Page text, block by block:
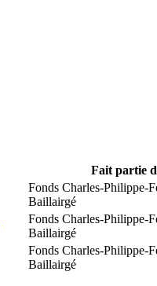
Fait partie
Fonds Charles-Philippe-
Baillairgé
Fonds Charles-Philippe-
Baillairgé
Fonds Charles-Philippe-
Baillairgé